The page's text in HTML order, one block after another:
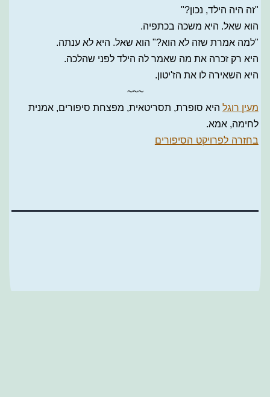
"זה היה הילד, נכון?"
הוא שאל. היא משכה בכתפיה.
"למה אמרת שזה לא הוא?" הוא שאל. היא לא ענתה.
היא רק זכרה את מה שאמר לה הילד לפני שהלכה.
היא השאירה לו את הז'יטון.
~~~
מעין רוגל היא סופרת, תסריטאית, מפצחת סיפורים, אמנית
לחימה, אמא.
בחזרה לפרויקט הסיפורים